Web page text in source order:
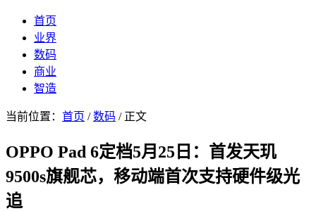
首页
业界
数码
商业
智造
当前位置： 首页 /数码 / 正文
OPPO Pad 6定档5月25日：首发天玑
9500s旗舰芯，移动端首次支持硬件级光
追